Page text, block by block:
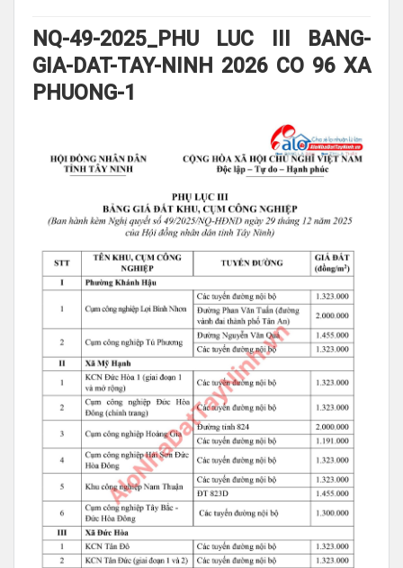
NQ-49-2025_PHU LUC III BANG-
GIA-DAT-TAY-NINH 2026 CO 96 XA
PHUONG-1